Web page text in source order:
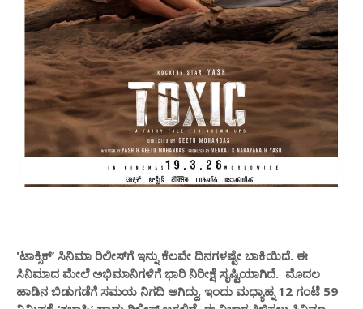
'ಟಾಕ್ಸಿಕ್’ ಸಿನಿಮಾ ರಿಲೀಸ್‌ಗೆ ಇನ್ನು ಕೆಲವೇ ದಿನಗಳಷ್ಟೇ ಬಾಕಿಯಿದೆ. ಈ
ಸಿನಿಮಾದ ಮೇಲೆ ಅಭಿಮಾನಿಗಳಿಗೆ ಭಾರಿ ನಿರೀಕ್ಷೆ ಸೃಷ್ಟಿಯಾಗಿದೆ. ಮೊದಲ
ಹಾಡಿನ ಬಿಡುಗಡೆಗೆ ಸಮಯ ನಿಗದಿ ಆಗಿದ್ದು, ಇಂದು ಮಧ್ಯಾಹ್ನ 12 ಗಂಟೆ 59